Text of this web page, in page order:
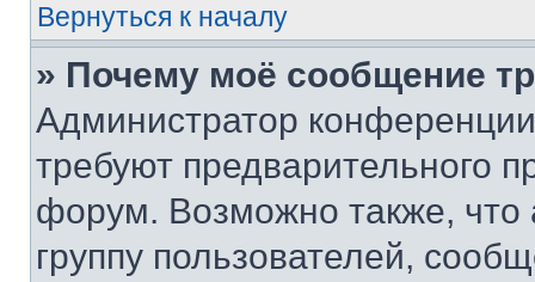
Вернуться к началу
» Почему моё сообщение
Администратор
требуют предварительного
форум. Возможно также, что
группу пользователей,